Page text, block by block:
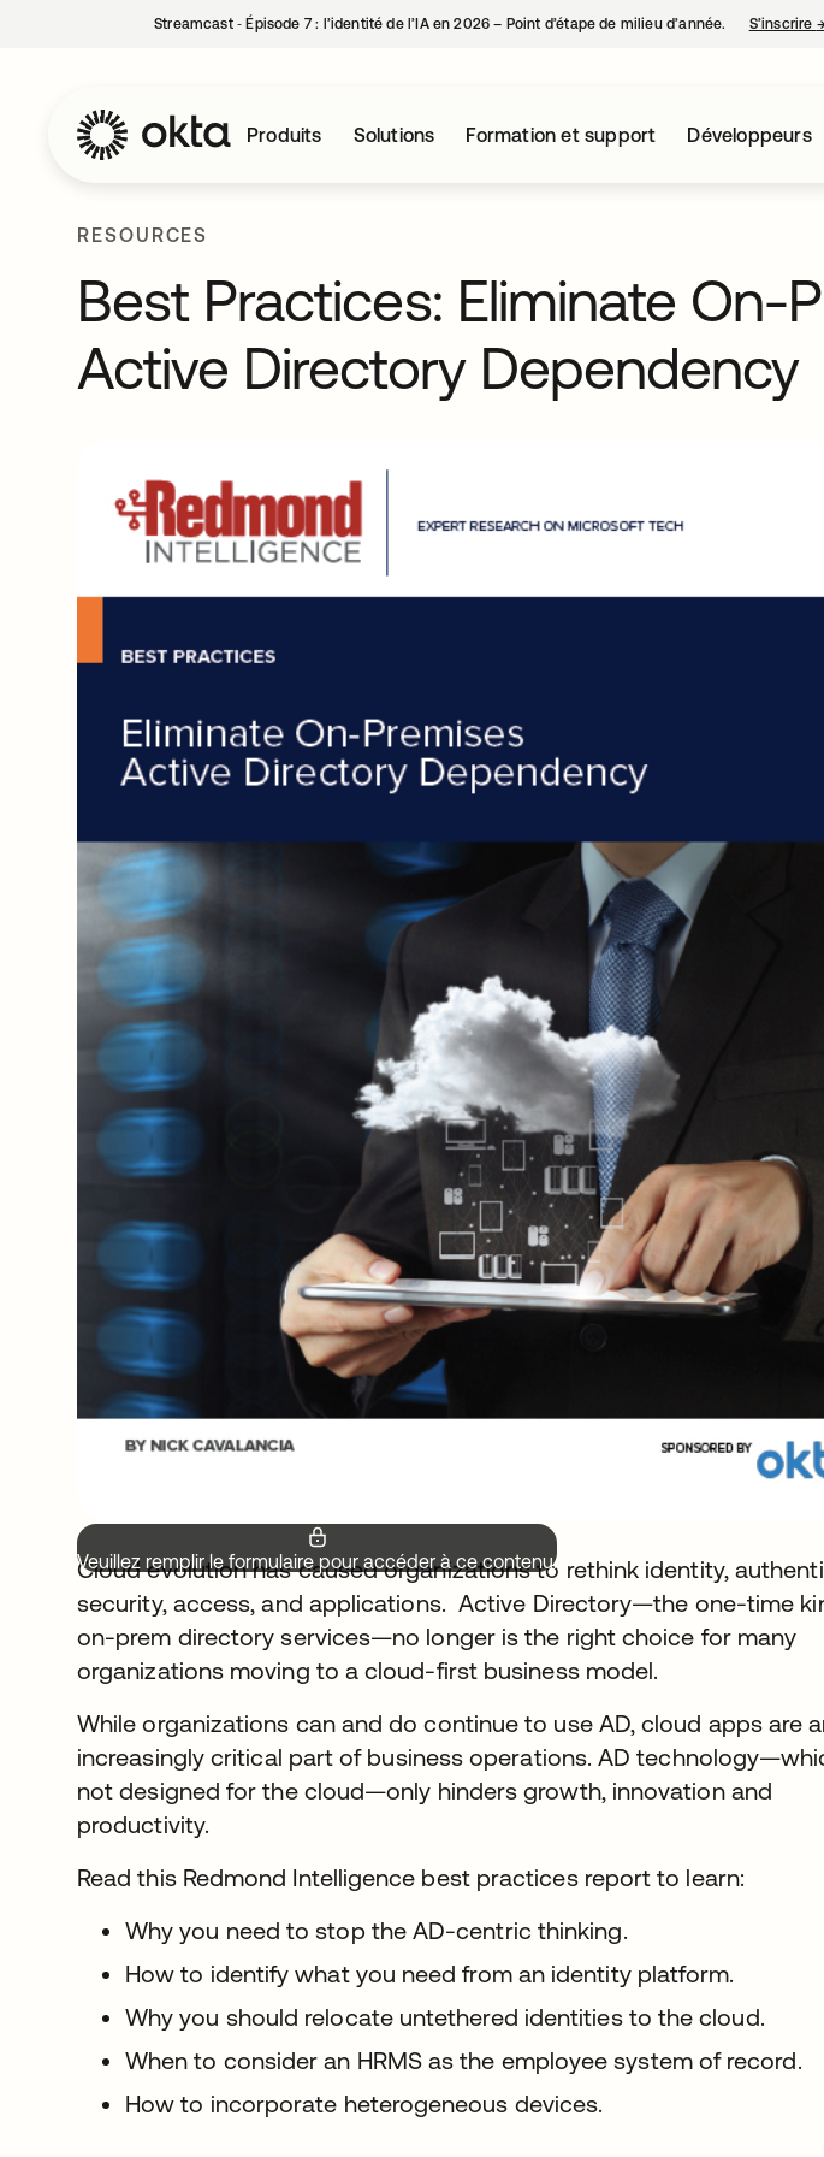
Streamcast ‑ Épisode 7 : l’identité de l’IA en 2026 – Point d’étape de milieu d’année. S’inscrire
Produits Solutions Formation et support Développeurs
RESOURCES
Best Practices: Eliminate On-
Active Directory Dependency
Veuillez remplir le formulaire pour accéder à ce contenu.
Cloud evolution has caused organizations to rethink identity,
security, access, and applications. Active Directory—the one-time
on-prem directory services—no longer is the right choice for many
organizations moving to a cloud-first business model.
While organizations can and do continue to use AD, cloud apps are
increasingly critical part of business operations. AD
not designed for the cloud—only hinders growth, innovation and
productivity.
Read this Redmond Intelligence best practices report to learn:
Why you need to stop the AD-centric thinking.
How to identify what you need from an identity platform.
Why you should relocate untethered identities to the cloud.
When to consider an HRMS as the employee system of record.
How to incorporate heterogeneous devices.